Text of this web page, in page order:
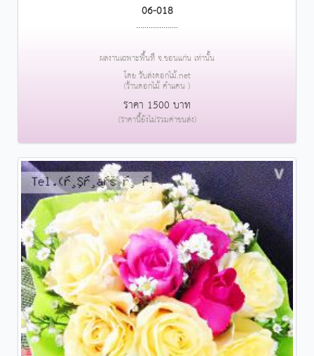
06-018
....................
ผลงานเฉพาะพื้นที่ จ.ขอนแก่น เท่านั้น
โดย รับส่งดอกไม้.net
(ร้านดอกไม้ คำแคน )
ราคา 1500 บาท
(ราคานี้ยังไม่รวมค่าขนส่ง)